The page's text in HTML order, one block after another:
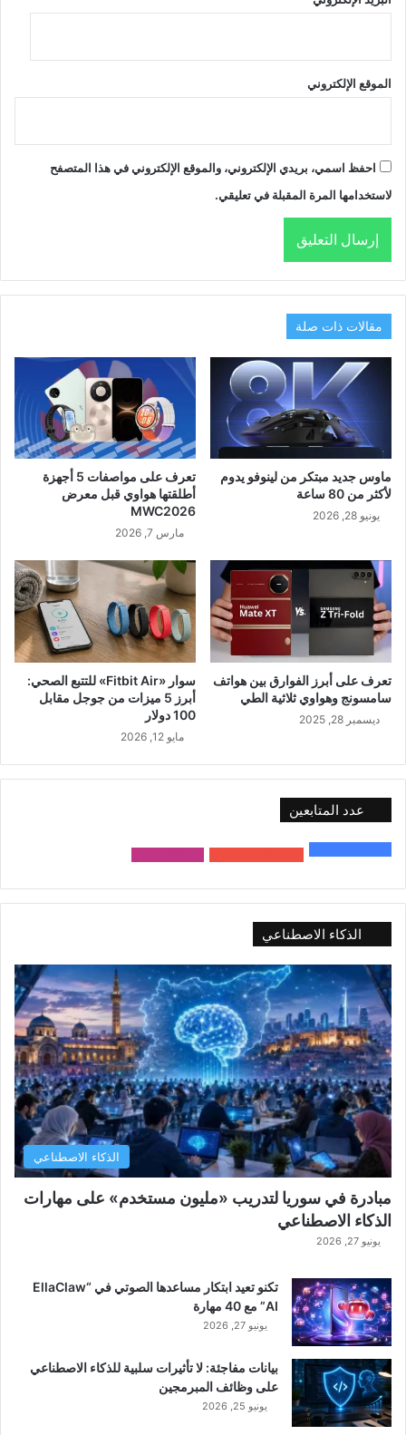
الموقع الإلكتروني
احفظ اسمي، بريدي الإلكتروني، والموقع الإلكتروني في هذا المتصفح
لاستخدامها المرة المقبلة في تعليقي.
مقالات ذات صلة
ماوس جديد مبتكر من لينوفو يدوم
لأكثر من 80 ساعة
يونيو 28, 2026
تعرف على مواصفات 5 أجهزة
أطلقتها هواوي قبل معرض
MWC2026
مارس 7, 2026
تعرف على أبرز الفوارق بين هواتف
سامسونج وهواوي ثلاثية الطي
ديسمبر 28, 2025
سوار «Fitbit Air» للتتبع الصحي:
أبرز 5 ميزات من جوجل مقابل
100 دولار
مايو 12, 2026
عدد المتابعين
الذكاء الاصطناعي
الذكاء الاصطناعي
مبادرة في سوريا لتدريب «مليون مستخدم» على مهارات
الذكاء الاصطناعي
يونيو 27, 2026
تكنو تعيد ابتكار مساعدها الصوتي في “EllaClaw
AI” مع 40 مهارة
يونيو 27, 2026
بيانات مفاجئة: لا تأثيرات سلبية للذكاء الاصطناعي
على وظائف المبرمجين
يونيو 25, 2026